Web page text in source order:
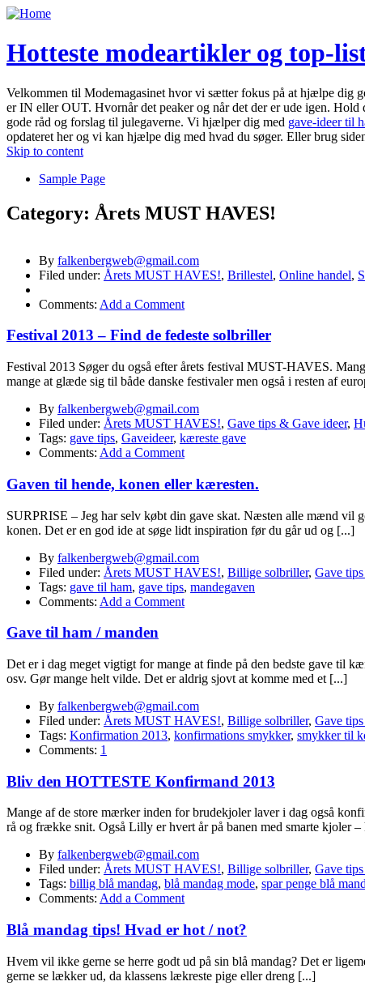
Hotteste modeartikler og top-
Velkommen til Modemagasinet hvor vi sætter fokus på at hjælpe dig
er IN eller OUT. Hvornår det peaker og når det der er ude igen.
gode råd og forslag til julegaverne. Vi hjælper dig med gave-ideer til
opdateret her og vi kan hjælpe dig med hvad du søger. Eller brug
Skip to content
Sample Page
Category: Årets MUST HAVES!
By falkenbergweb@gmail.com
Filed under: Årets MUST HAVES!, Brillestel, Online handel,
Comments: Add a Comment
Festival 2013 – Find de fedeste solbriller
Festival 2013 Søger du også efter årets festival MUST-HAVES.
mange at glæde sig til både danske festivaler men også i resten af
By falkenbergweb@gmail.com
Filed under: Årets MUST HAVES!, Gave tips & Gave ideer,
Tags: gave tips, Gaveideer, kæreste gave
Comments: Add a Comment
Gaven til hende, konen eller kæresten.
SURPRISE – Jeg har selv købt din gave skat. Næsten alle mænd vil
konen. Det er en god ide at søge lidt inspiration før du går ud og [...]
By falkenbergweb@gmail.com
Filed under: Årets MUST HAVES!, Billige solbriller, Gave
Tags: gave til ham, gave tips, mandegaven
Comments: Add a Comment
Gave til ham / manden
Det er i dag meget vigtigt for mange at finde på den bedste gave til
osv. Gør mange helt vilde. Det er aldrig sjovt at komme med et [...]
By falkenbergweb@gmail.com
Filed under: Årets MUST HAVES!, Billige solbriller, Gave
Tags: Konfirmation 2013, konfirmations smykker, smykker til
Comments: 1
Bliv den HOTTESTE Konfirmand 2013
Mange af de store mærker inden for brudekjoler laver i dag også
rå og frække snit. Også Lilly er hvert år på banen med smarte kjoler
By falkenbergweb@gmail.com
Filed under: Årets MUST HAVES!, Billige solbriller, Gave
Tags: billig blå mandag, blå mandag mode, spar penge blå
Comments: Add a Comment
Blå mandag tips! Hvad er hot / not?
Hvem vil ikke gerne se herre godt ud på sin blå mandag? Det er
gerne se lækker ud, da klassens lækreste pige eller dreng [...]